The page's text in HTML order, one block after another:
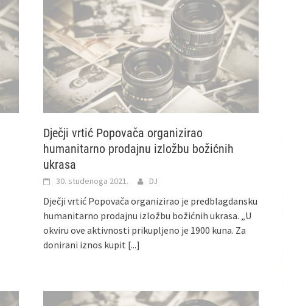
Dječji vrtić Popovača organizirao
humanitarno prodajnu izložbu božićnih
ukrasa
30. studenoga 2021. DJ
Dječji vrtić Popovača organizirao je predblagdansku
humanitarno prodajnu izložbu božićnih ukrasa. „U
okviru ove aktivnosti prikupljeno je 1900 kuna. Za
donirani iznos kupit [...]